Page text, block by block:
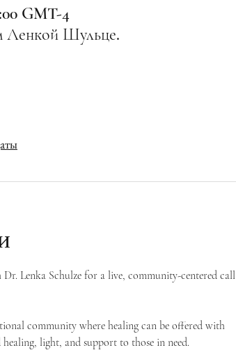
GMT-4
Ленкой Шульце.
Lenka Schulze for a live, community-centered call
community where healing can be offered with
light, and support to those in need.